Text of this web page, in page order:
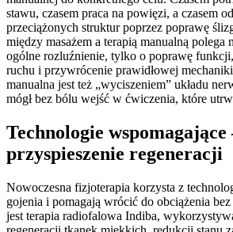
stawu, czasem praca na powięzi, a czasem
przeciążonych struktur poprzez poprawę
między masażem a terapią manualną
ogólne rozluźnienie, tylko o poprawę
ruchu i przywrócenie prawidłowej
manualna jest też „wyciszeniem” układu
mógł bez bólu wejść w ćwiczenia, które
Technologie
przyspieszenie regeneracji
Nowoczesna fizjoterapia korzysta z
gojenia i pomagają wrócić do obciążenia
jest terapia radiofalowa Indiba,